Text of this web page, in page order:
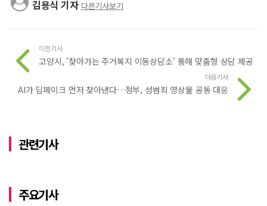
김용식 기자 다른기사보기
이전기사
고양시, '찾아가는 주거복지 이동상담소' 통해 맞춤형 상담 제공
다음기사
AI가 딥페이크 먼저 찾아낸다…정부, 성범죄 영상물 공동 대응
관련기사
주요기사